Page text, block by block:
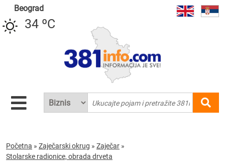
Beograd
34 ºC
Početna » Zaječarski okrug » Zaječar »
Stolarske radionice, obrada drveta